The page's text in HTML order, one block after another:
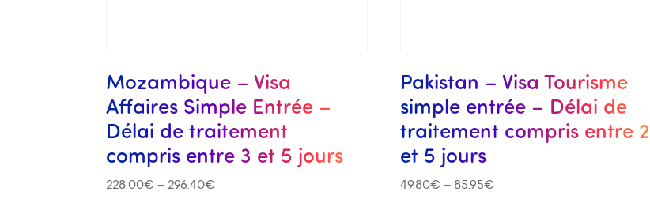
Mozambique – Visa
Affaires Simple Entrée –
Délai de traitement
compris entre 3 et 5 jours
228.00€ – 296.40€
Pakistan – Visa Tourisme
simple entrée – Délai de
traitement compris entre 2
et 5 jours
49.80€ – 85.95€